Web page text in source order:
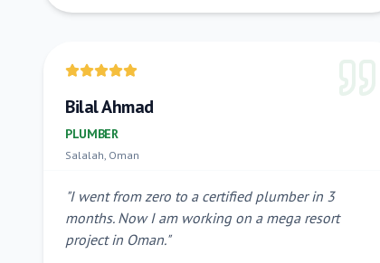
Bilal Ahmad
PLUMBER
Salalah, Oman
"I went from zero to a certified plumber in 3
months. Now I am working on a mega resort
project in Oman."